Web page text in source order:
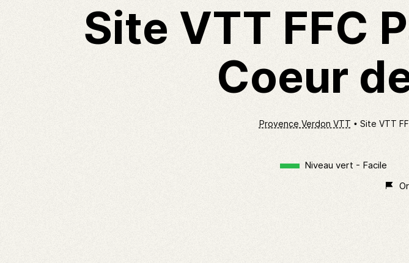
Site VTT FFC
Coeur
Provence Verdon VTT Site VTT
Niveau vert - Facile